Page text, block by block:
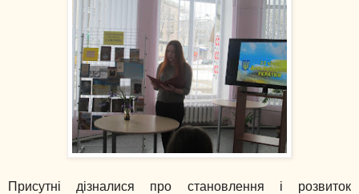
Присутні дізналися про становлення і розвиток